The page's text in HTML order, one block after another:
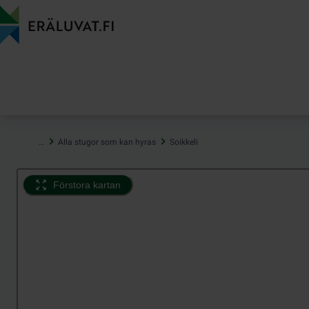
Hoppa
till
innehåll
… Alla stugor som kan hyras Soikkeli
Förstora kartan